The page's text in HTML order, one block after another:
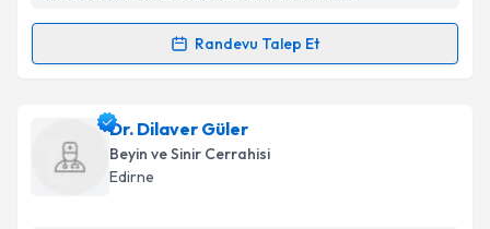
Randevu Talep Et
Randevu Takvimi Talebi
Dr. Hüseyin Kutluayiçin randevu takvimi talebi
oluşturun. Size bu uzmandan randevu almanız için bir
takvim hazırlandığında e-posta ile bilgilendireceğiz.
Dr. Dilaver Güler
Beyin ve Sinir Cerrahisi
Edirne